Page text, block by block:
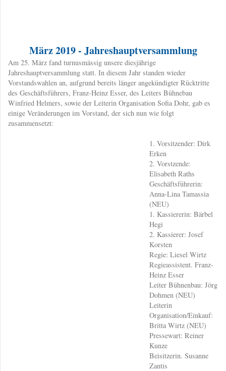
März 2019 - Jahreshauptversammlung
​Am 25. März fand turnusmässig unsere diesjährige
Jahreshauptversammlung statt. In diesem Jahr standen wieder
Vorstandswahlen an, aufgrund bereits länger angekündigter Rücktritte
des Geschäftsführers, Franz-Heinz Esser, des Leiters Bühnebau
Winfried Helmers, sowie der Leiterin Organisation Sofia Dohr, gab es
einige Veränderungen im Vorstand, der sich nun wie folgt
zusammensetzt:
1. Vorsitzender: Dirk
Erken
2. Vorstzende:
Elisabeth Raths
Geschäftsführerin:
Anna-Lina Tamassia
(NEU)
1. Kassiererin: Bärbel
Hegi
2. Kassierer: Josef
Korsten
Regie: Liesel Wirtz
Regieassistent. Franz-
Heinz Esser
Leiter Bühnenbau: Jörg
Dohmen (NEU)
Leiterin
Organisation/Einkauf:
Britta Wirtz (NEU)
Pressewart: Reiner
Kunze
Beisitzerin. Susanne
Zantis